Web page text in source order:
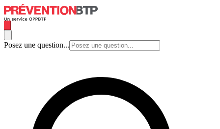
Posez une question...